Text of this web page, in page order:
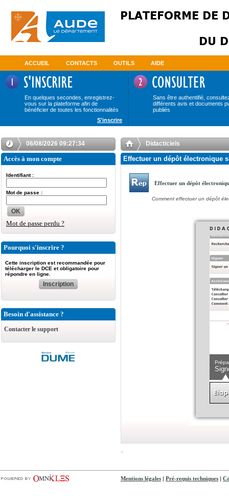
ACCUEIL CONTACTS OUTILS AIDE
En quelques secondes, enregistrez-
vous sur la plateforme afin de
bénéficier de toutes les fonctionnalités
Sans être authentifié,
différents avis et documents
publiés
S'inscrire
06/08/2026 09:27:34
Accès à mon compte
Identifiant :
Mot de passe :
OK
Mot de passe perdu ?
Pourquoi s'inscrire ?
Cette inscription est recommandée pour
télécharger le DCE et obligatoire pour
répondre en ligne.
Inscription
Besoin d'assistance ?
Contacter le support
Didacticiels
Effectuer un dépôt électronique
Effectuer un dépôt
Comment effectuer un dépôt
Mentions légales Pré-requis techniques